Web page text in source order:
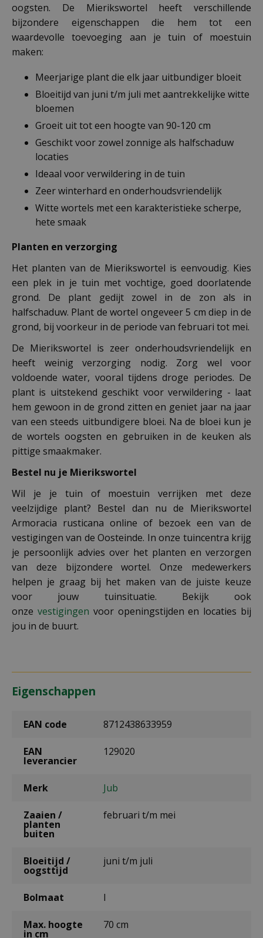
oogsten. De Mierikswortel heeft verschillende
bijzondere eigenschappen die hem tot een
waardevolle toevoeging aan je tuin of moestuin
maken:
Meerjarige plant die elk jaar uitbundiger bloeit
Bloeitijd van juni t/m juli met aantrekkelijke witte
bloemen
Groeit uit tot een hoogte van 90-120 cm
Geschikt voor zowel zonnige als halfschaduw
locaties
Ideaal voor verwildering in de tuin
Zeer winterhard en onderhoudsvriendelijk
Witte wortels met een karakteristieke scherpe,
hete smaak
Planten en verzorging
Het planten van de Mierikswortel is eenvoudig. Kies
een plek in je tuin met vochtige, goed doorlatende
grond. De plant gedijt zowel in de zon als in
halfschaduw. Plant de wortel ongeveer 5 cm diep in de
grond, bij voorkeur in de periode van februari tot mei.
De Mierikswortel is zeer onderhoudsvriendelijk en
heeft weinig verzorging nodig. Zorg wel voor
voldoende water, vooral tijdens droge periodes. De
plant is uitstekend geschikt voor verwildering - laat
hem gewoon in de grond zitten en geniet jaar na jaar
van een steeds uitbundigere bloei. Na de bloei kun je
de wortels oogsten en gebruiken in de keuken als
pittige smaakmaker.
Bestel nu je Mierikswortel
Wil je je tuin of moestuin verrijken met deze
veelzijdige plant? Bestel dan nu de Mierikswortel
Armoracia rusticana online of bezoek een van de
vestigingen van de Oosteinde. In onze tuincentra krijg
je persoonlijk advies over het planten en verzorgen
van deze bijzondere wortel. Onze medewerkers
helpen je graag bij het maken van de juiste keuze
voor jouw tuinsituatie. Bekijk ook
onze vestigingen voor openingstijden en locaties bij
jou in de buurt.
Eigenschappen
EAN code 8712438633959
EAN
leverancier
129020
Merk Jub
Zaaien /
planten
buiten
februari t/m mei
Bloeitijd /
oogsttijd
juni t/m juli
Bolmaat I
Max. hoogte
in cm
70 cm